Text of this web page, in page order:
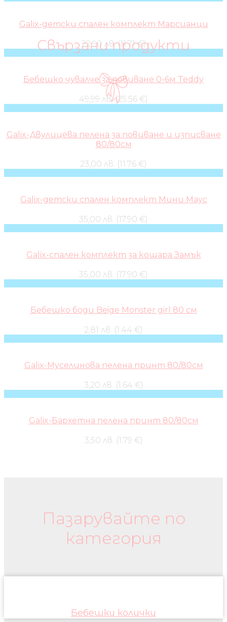
Свързани продукти
Galix-детски спален комплект Марсианци
22,90 лв. (11.71 €)
Бебешко чувалче за повиване 0-6м Teddy
49,99 лв. (25.56 €)
Galix-Двулицева пелена за повиване и изписване
80/80см
23,00 лв. (11.76 €)
Galix-детски спален комплект Мини Маус
35,00 лв. (17.90 €)
Galix-спален комплект за кошара Замък
35,00 лв. (17.90 €)
Бебешко боди Beige Monster girl 80 см
2,81 лв. (1.44 €)
Galix-Муселинова пелена принт 80/80см
3,20 лв. (1.64 €)
Galix-Бархетна пелена принт 80/80см
3,50 лв. (1.79 €)
Пазарувайте по
категория
Бебешки колички